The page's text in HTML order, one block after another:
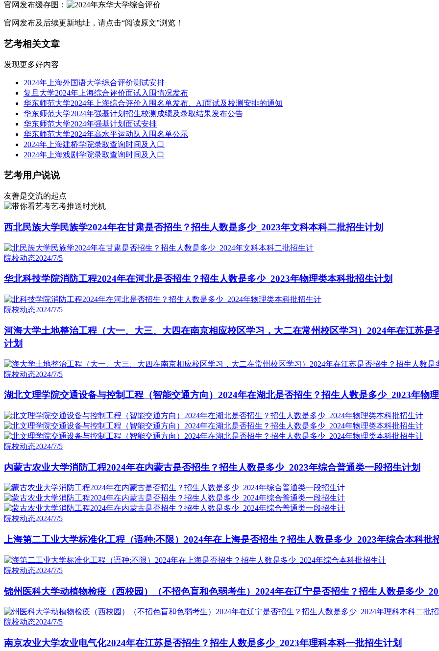
官网发布缓存图：
官网发布及后续更新地址，请点击“阅读原文”浏览！
艺考相关文章
发现更多好内容
2024年上海外国语大学综合评价测试安排
复旦大学2024年上海综合评价面试入围情况发布
华东师范大学2024年上海综合评价入围名单发布、AI面试及校测安排的通知
华东师范大学2024年强基计划招生校测成绩及录取结果发布公告
华东师范大学2024年强基计划面试安排
华东师范大学2024年高水平运动队入围名单公示
2024年上海建桥学院录取查询时间及入口
2024年上海戏剧学院录取查询时间及入口
艺考用户说说
友善是交流的起点
艺考推送时光机
西北民族大学民族学2024年在甘肃是否招生？招生人数是多少_2023年文科本科二批招生计划
院校动态2024/7/5
华北科技学院消防工程2024年在河北是否招生？招生人数是多少_2023年物理类本科批招生计划
院校动态2024/7/5
河海大学土地整治工程（大一、大三、大四在南京相应校区学习，大二在常州校区学习）2024年在江苏
计划
院校动态2024/7/5
湖北文理学院交通设备与控制工程（智能交通方向）2024年在湖北是否招生？招生人数是多少_2023年物
院校动态2024/7/5
内蒙古农业大学消防工程2024年在内蒙古是否招生？招生人数是多少_2023年综合普通类一段招生计划
院校动态2024/7/5
上海第二工业大学标准化工程（语种:不限）2024年在上海是否招生？招生人数是多少_2023年综合本科批
院校动态2024/7/5
锦州医科大学动植物检疫（西校园）（不招色盲和色弱考生）2024年在辽宁是否招生？招生人数是多少
院校动态2024/7/5
南京农业大学农业电气化2024年在江苏是否招生？招生人数是多少_2023年理科本科一批招生计划